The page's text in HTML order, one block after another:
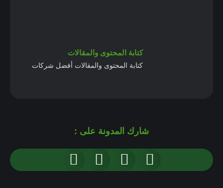
كتابة المحتوى والمقالات
كتابة المحتوى والمقالات أفضل شركات
شارك المدونة على :